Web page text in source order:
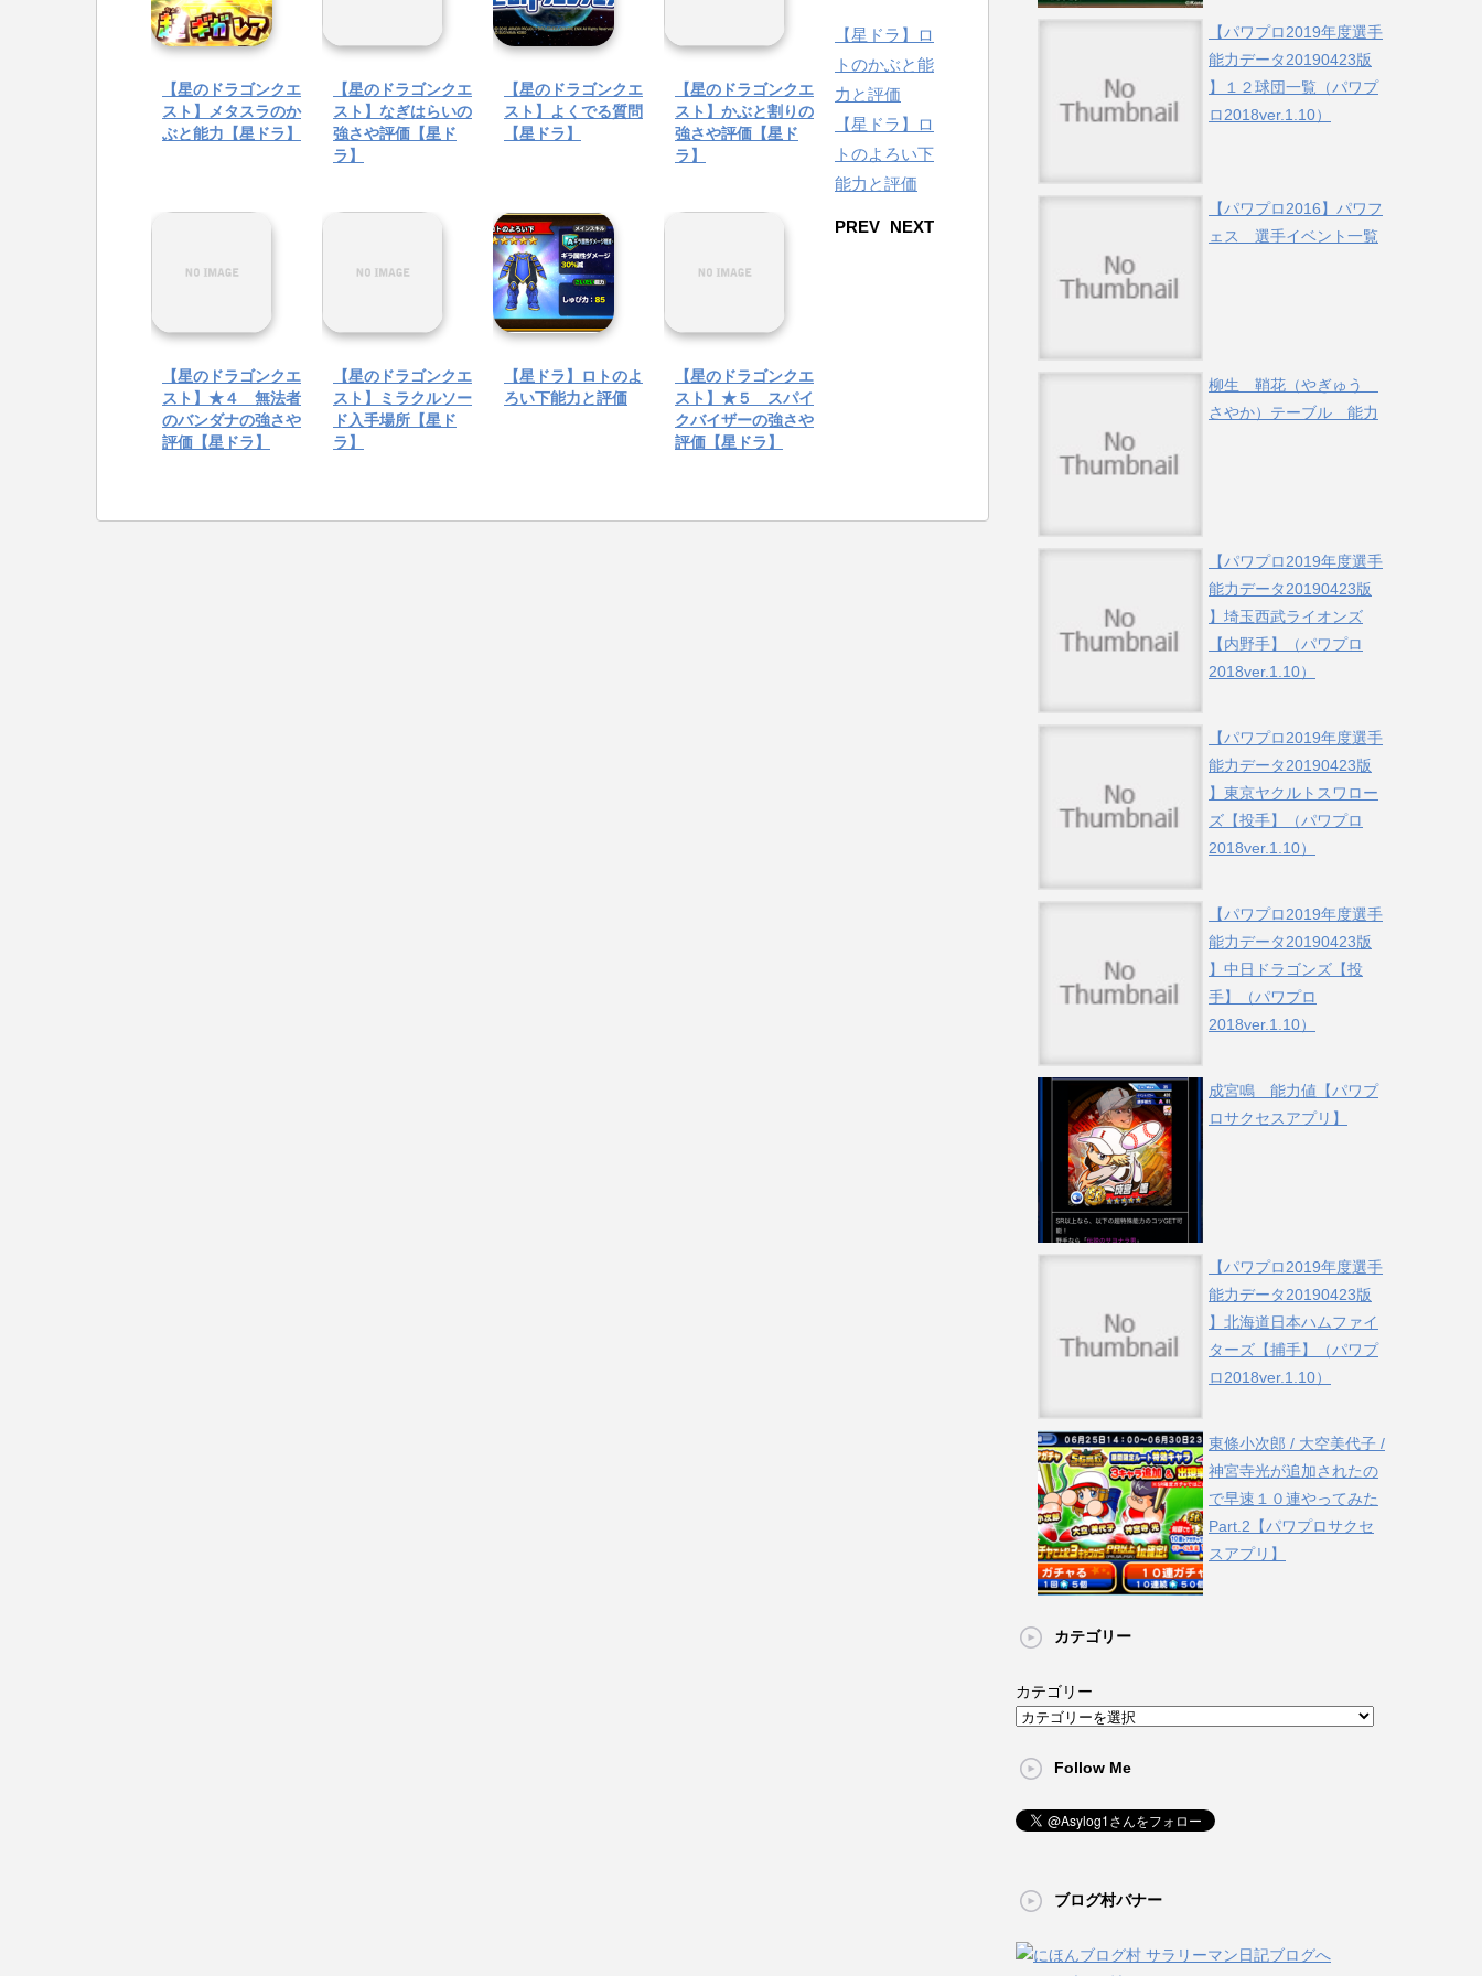
【星のドラゴンクエ
スト】メタスラのか
ぶと能力【星ドラ】
【星のドラゴンクエ
スト】なぎはらいの
強さや評価【星ド
ラ】
【星のドラゴンクエ
スト】よくでる質問
【星ドラ】
【星のドラゴンクエ
スト】かぶと割りの
強さや評価【星ド
ラ】
【星のドラゴンクエ
スト】★４ 無法者
のバンダナの強さや
評価【星ドラ】
【星のドラゴンクエ
スト】ミラクルソー
ド入手場所【星ド
ラ】
【星ドラ】ロトのよ
ろい下能力と評価
【星のドラゴンクエ
スト】★５ スパイ
クバイザーの強さや
評価【星ドラ】
PREV
【星ドラ】ロ
トのかぶと能
力と評価
NEXT
【星ドラ】ロ
トのよろい下
能力と評価
【パワプロ2019年度選手
能力データ20190423版
】１２球団一覧（パワプ
ロ2018ver.1.10）
【パワプロ2016】パワフ
ェス 選手イベント一覧
柳生 鞘花（やぎゅう
さやか）テーブル 能力
【パワプロ2019年度選手
能力データ20190423版
】埼玉西武ライオンズ
【内野手】（パワプロ
2018ver.1.10）
【パワプロ2019年度選手
能力データ20190423版
】東京ヤクルトスワロー
ズ【投手】（パワプロ
2018ver.1.10）
【パワプロ2019年度選手
能力データ20190423版
】中日ドラゴンズ【投
手】（パワプロ
2018ver.1.10）
成宮鳴 能力値【パワプ
ロサクセスアプリ】
【パワプロ2019年度選手
能力データ20190423版
】北海道日本ハムファイ
ターズ【捕手】（パワプ
ロ2018ver.1.10）
東條小次郎 / 大空美代子 /
神宮寺光が追加されたの
で早速１０連やってみた
Part.2【パワプロサクセ
スアプリ】
カテゴリー
カテゴリー
Follow Me
ブログ村バナー